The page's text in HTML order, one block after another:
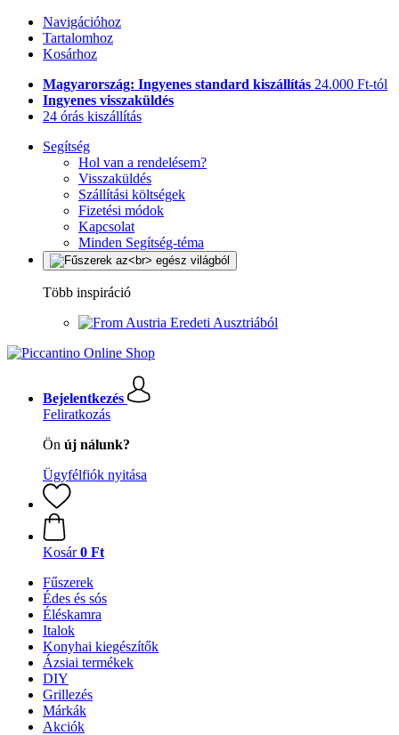
Navigációhoz
Tartalomhoz
Kosárhoz
Magyarország: Ingyenes standard kiszállítás 24.000 Ft-tól
Ingyenes visszaküldés
24 órás kiszállítás
Segítség
Hol van a rendelésem?
Visszaküldés
Szállítási költségek
Fizetési módok
Kapcsolat
Minden Segítség-téma
Több inspiráció
Eredeti Ausztriából
Bejelentkezés
Feliratkozás
Ön új nálunk?
Ügyfélfiók nyitása
Kosár 0 Ft
Fűszerek
Édes és sós
Éléskamra
Italok
Konyhai kiegészítők
Ázsiai termékek
DIY
Grillezés
Márkák
Akciók